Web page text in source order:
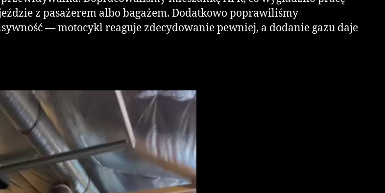
z pasażerem albo bagażem. Dodatkowo poprawiliśmy
— motocykl reaguje zdecydowanie pewniej, a dodanie gazu daje